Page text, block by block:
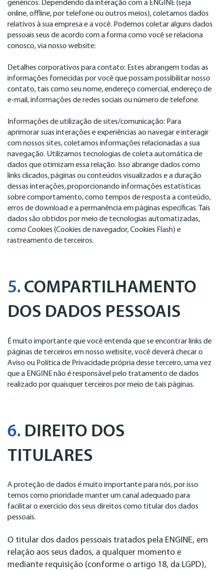
genéricos. Dependendo da interação com a ENGINE (seja
online, offline, por telefone ou outros meios), coletamos dados
relativos à sua empresa e a você. Podemos coletar alguns dados
pessoais seus de acordo com a forma como você se relaciona
conosco, via nosso website:
Detalhes corporativos para contato: Estes abrangem todas as
informações fornecidas por você que possam possibilitar nosso
contato, tais como seu nome, endereço comercial, endereço de
e-mail, informações de redes sociais ou número de telefone.
Informações de utilização de sites/comunicação: Para
aprimorar suas interações e experiências ao navegar e interagir
com nossos sites, coletamos informações relacionadas a sua
navegação. Utilizamos tecnologias de coleta automática de
dados que otimizam essa relação. Isso abrange dados como
links clicados, páginas ou conteúdos visualizados e a duração
dessas interações, proporcionando informações estatísticas
sobre comportamento, como tempos de resposta a conteúdo,
erros de download e a permanência em páginas específicas. Tais
dados são obtidos por meio de tecnologias automatizadas,
como Cookies (Cookies de navegador, Cookies Flash) e
rastreamento de terceiros.
5. COMPARTILHAMENTO
DOS DADOS PESSOAIS
É muito importante que você entenda que se encontrar links de
páginas de terceiros em nosso website, você deverá checar o
Aviso ou Política de Privacidade própria desse terceiro, uma vez
que a ENGINE não é responsável pelo tratamento de dados
realizado por quaisquer terceiros por meio de tais páginas.
6. DIREITO DOS
TITULARES
A proteção de dados é muito importante para nós, por isso
temos como prioridade manter um canal adequado para
facilitar o exercício dos seus direitos como titular dos dados
pessoais.
O titular dos dados pessoais tratados pela ENGINE, em
relação aos seus dados, a qualquer momento e
mediante requisição (conforme o artigo 18, da LGPD),